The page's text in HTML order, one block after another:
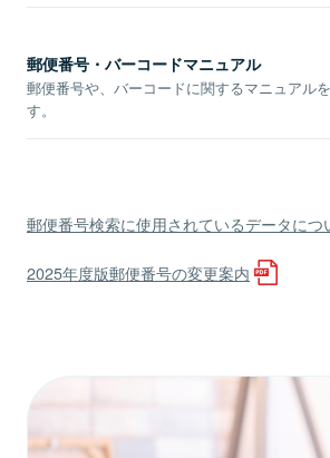
郵便番号・バーコードマニュアル
郵便番号や、バーコードに関するマニュアル
す。
郵便番号検索に使用されているデータにつ
2025年度版郵便番号の変更案内